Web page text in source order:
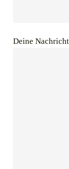
Deine Nachricht